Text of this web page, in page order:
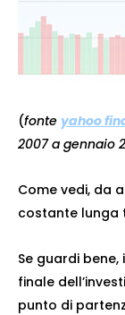
(fonte yahoo
2007 a gennaio
Come vedi, da
costante lunga
Se guardi
finale
punto di